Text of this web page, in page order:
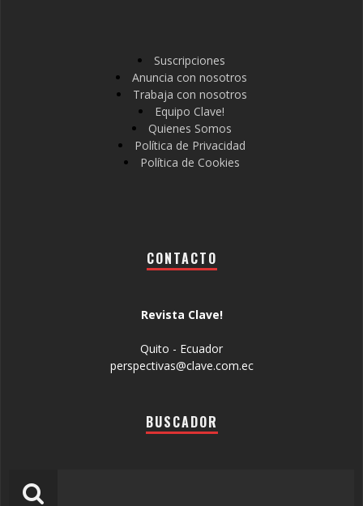
Suscripciones
Anuncia con nosotros
Trabaja con nosotros
Equipo Clave!
Quienes Somos
Política de Privacidad
Política de Cookies
CONTACTO
Revista Clave!
Quito - Ecuador
perspectivas@clave.com.ec
BUSCADOR